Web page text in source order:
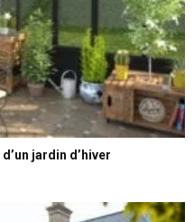
jardin d’hiver